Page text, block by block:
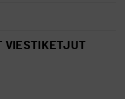
VIESTIKETJUT